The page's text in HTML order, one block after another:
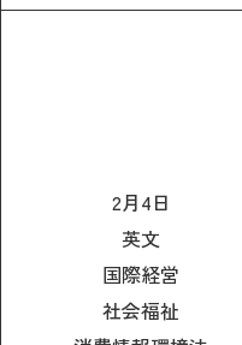
2月4日
英文
国際経営
社会福祉